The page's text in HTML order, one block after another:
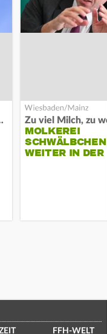
MOLKEREI
SCHWÄLBCHEN
WEITER IN DER
FFH-WELT